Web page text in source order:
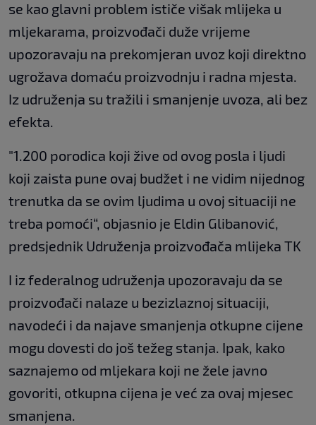
se kao glavni problem ističe višak mlijeka u
mljekarama, proizvođači duže vrijeme
upozoravaju na prekomjeran uvoz koji direktno
ugrožava domaću proizvodnju i radna mjesta.
Iz udruženja su tražili i smanjenje uvoza, ali bez
efekta.
"1.200 porodica koji žive od ovog posla i ljudi
koji zaista pune ovaj budžet i ne vidim nijednog
trenutka da se ovim ljudima u ovoj situaciji ne
treba pomoći“, objasnio je Eldin Glibanović,
predsjednik Udruženja proizvođača mlijeka TK
I iz federalnog udruženja upozoravaju da se
proizvođači nalaze u bezizlaznoj situaciji,
navodeći i da najave smanjenja otkupne cijene
mogu dovesti do još težeg stanja. Ipak, kako
saznajemo od mljekara koji ne žele javno
govoriti, otkupna cijena je već za ovaj mjesec
smanjena.